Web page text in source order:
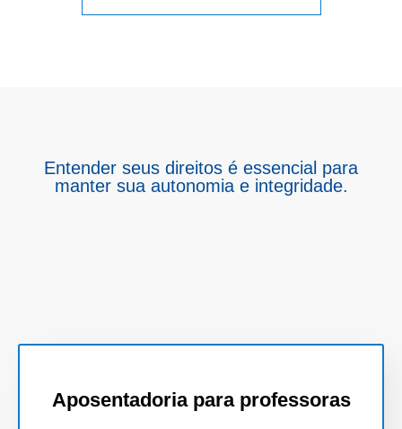
Entender seus direitos é essencial para
manter sua autonomia e integridade.
Aposentadoria para professoras